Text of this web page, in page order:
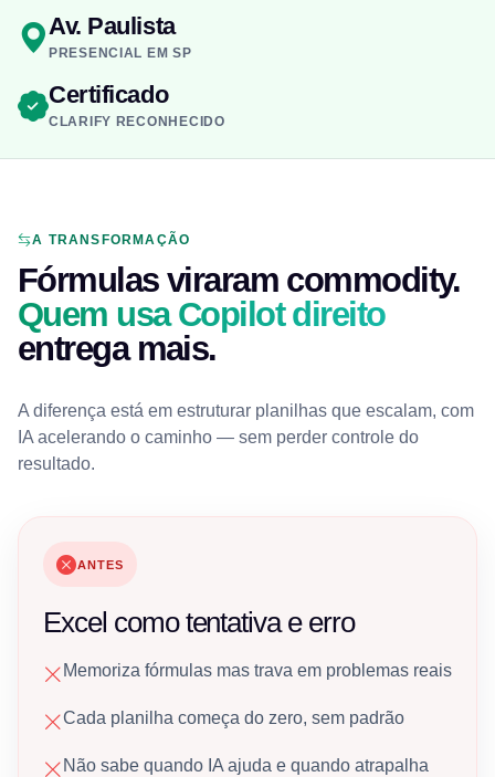
Av. Paulista
PRESENCIAL EM SP
Certificado
CLARIFY RECONHECIDO
A TRANSFORMAÇÃO
Fórmulas viraram commodity.
Quem usa Copilot direito
entrega mais.
A diferença está em estruturar planilhas que escalam, com
IA acelerando o caminho — sem perder controle do
resultado.
ANTES
Excel como tentativa e erro
Memoriza fórmulas mas trava em problemas reais
Cada planilha começa do zero, sem padrão
Não sabe quando IA ajuda e quando atrapalha